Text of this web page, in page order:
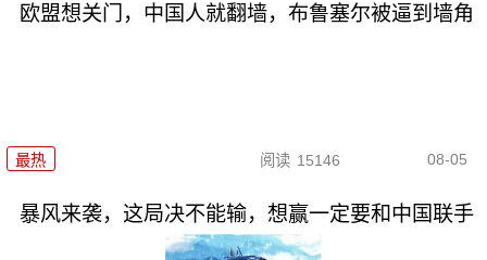
欧盟想关门，中国人就翻墙，布鲁塞尔被逼到墙角
最热 阅读 15146 08-05
暴风来袭，这局决不能输，想赢一定要和中国联手